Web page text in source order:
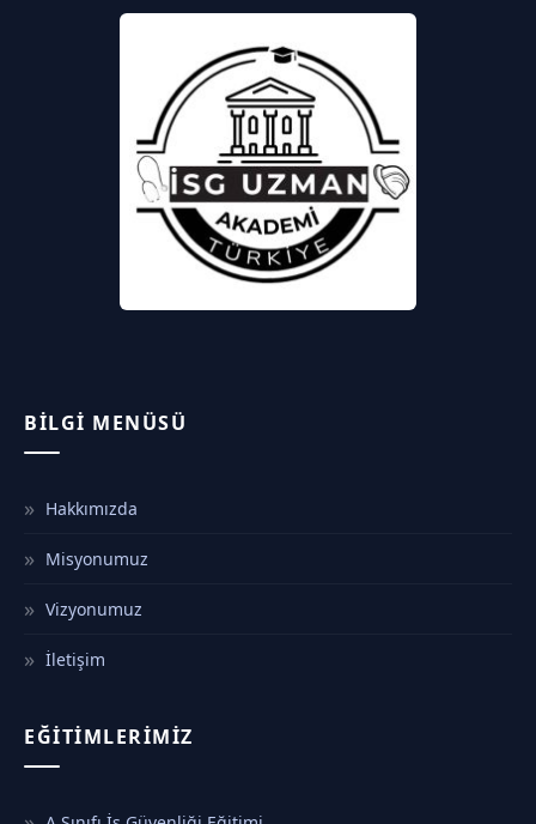
BILGI MENÜSÜ
Hakkımızda
Misyonumuz
Vizyonumuz
İletişim
EĞITIMLERIMIZ